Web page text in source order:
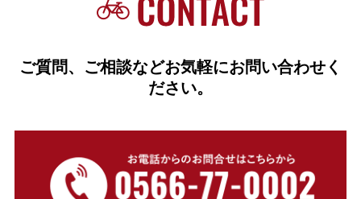
ご質問、ご相談などお気軽にお問い合わせく
ださい。